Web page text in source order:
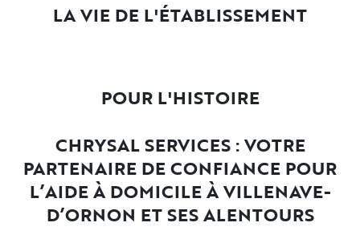
LA VIE DE L'ÉTABLISSEMENT
POUR L'HISTOIRE
CHRYSAL SERVICES : VOTRE
PARTENAIRE DE CONFIANCE POUR
L’AIDE À DOMICILE À VILLENAVE-
D’ORNON ET SES ALENTOURS